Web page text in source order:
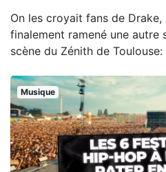
On les croyait fans de
finalement ramené une autre
scène du Zénith de Toulouse:
Musique